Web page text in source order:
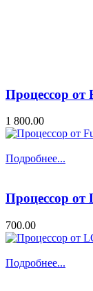
Процессор от
1 800.00
Подробнее...
Процессор от
700.00
Подробнее...